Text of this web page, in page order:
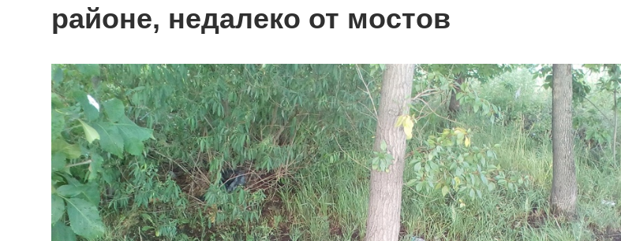
районе, недалеко от мостов